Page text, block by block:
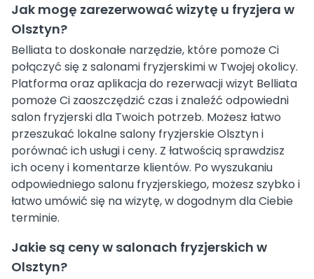
Jak mogę zarezerwować wizytę u fryzjera w
Olsztyn?
Belliata to doskonałe narzędzie, które pomoże Ci
połączyć się z salonami fryzjerskimi w Twojej okolicy.
Platforma oraz aplikacja do rezerwacji wizyt Belliata
pomoże Ci zaoszczędzić czas i znaleźć odpowiedni
salon fryzjerski dla Twoich potrzeb. Możesz łatwo
przeszukać lokalne salony fryzjerskie Olsztyn i
porównać ich usługi i ceny. Z łatwością sprawdzisz
ich oceny i komentarze klientów. Po wyszukaniu
odpowiedniego salonu fryzjerskiego, możesz szybko i
łatwo umówić się na wizytę, w dogodnym dla Ciebie
terminie.
Jakie są ceny w salonach fryzjerskich w
Olsztyn?